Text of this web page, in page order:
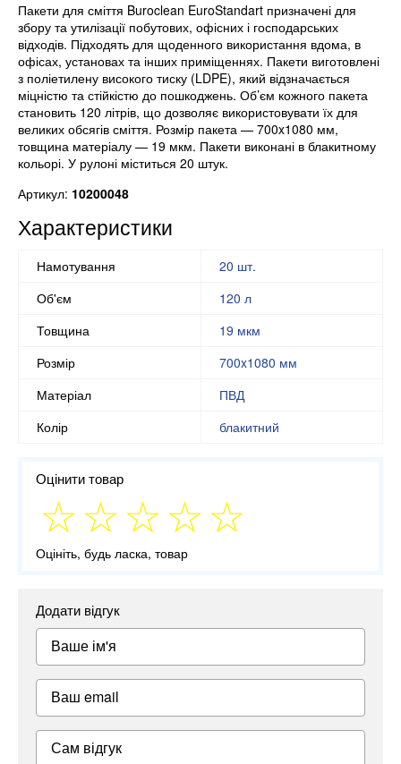
Пакети для сміття Buroclean EuroStandart призначені для
збору та утилізації побутових, офісних і господарських
відходів. Підходять для щоденного використання вдома, в
офісах, установах та інших приміщеннях. Пакети виготовлені
з поліетилену високого тиску (LDPE), який відзначається
міцністю та стійкістю до пошкоджень. Об’єм кожного пакета
становить 120 літрів, що дозволяє використовувати їх для
великих обсягів сміття. Розмір пакета — 700x1080 мм,
товщина матеріалу — 19 мкм. Пакети виконані в блакитному
кольорі. У рулоні міститься 20 штук.
Артикул: 10200048
Характеристики
Намотування
20 шт.
Об'єм
120 л
Товщина
19 мкм
Розмір
700x1080 мм
Матеріал
ПВД
Колір
блакитний
Оцінити товар
Оцініть, будь ласка, товар
Додати відгук
Ваше ім'я
Ваш email
Сам відгук